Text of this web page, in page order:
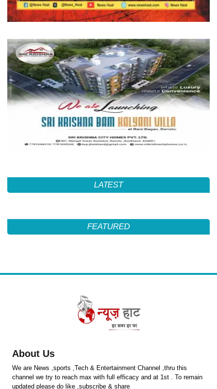
LATEST
FEATURED
About Us
We are News ,sports ,Tech & Entertainment Channel ,thru this
channel we try to reach max with full efficacy and at 1st . To remain
updated please do like ,subscribe & share